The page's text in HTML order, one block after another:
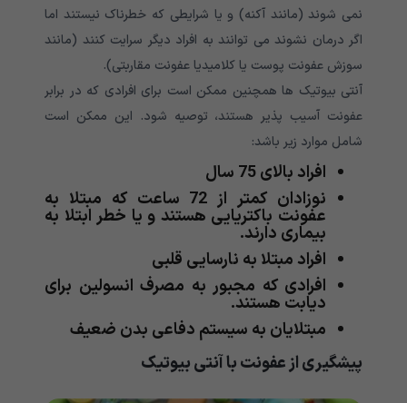
نمی شوند (مانند آکنه) و یا شرایطی که خطرناک نیستند اما
اگر درمان نشوند می توانند به افراد دیگر سرایت کنند (مانند
سوزش عفونت پوست یا کلامیدیا عفونت مقاربتی).
آنتی بیوتیک ها همچنین ممکن است برای افرادی که در برابر
عفونت آسیب پذیر هستند، توصیه شود. این ممکن است
شامل موارد زیر باشد:
افراد بالای 75 سال
نوزادان کمتر از 72 ساعت که مبتلا به
عفونت باکتریایی هستند و یا خطر ابتلا به
بیماری دارند.
افراد مبتلا به نارسایی قلبی
افرادی که مجبور به مصرف انسولین برای
دیابت هستند.
مبتلایان به سیستم دفاعی بدن ضعیف
پیشگیری از عفونت با آنتی بیوتیک